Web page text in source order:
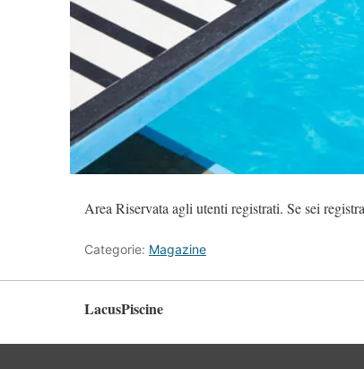
Area Riservata agli utenti registrati. Se sei
Categorie: Magazine
LacusPiscine